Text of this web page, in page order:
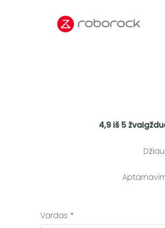
4,9 iš 5
Vardas *